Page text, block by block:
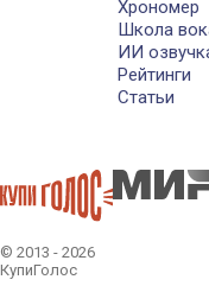
Хрономер
Школа
ИИ
Рейтинги
Статьи
© 2013 - 2026
КупиГолос